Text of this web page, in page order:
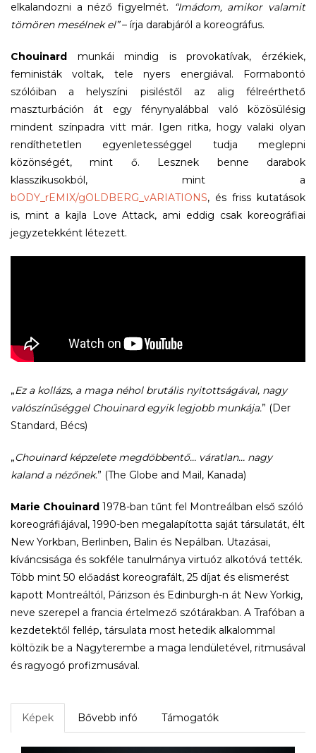
elkalandozni a néző figyelmét.
“Imádom, amikor valamit
tömören mesélnek el”– írja darabjáról a koreográfus.
Chouinard munkái mindig is provokatívak, érzékiek,
feministák voltak, tele nyers energiával. Formabontó
szólóiban a helyszíni pisiléstől az alig félreérthető
maszturbáción át egy fénynyalábbal való közösülésig
mindent színpadra vitt már. Igen ritka, hogy valaki olyan
rendíthetetlen egyenletességgel tudja meglepni
közönségét, mint ő. Lesznek benne darabok
klasszikusokból, mint a
bODY_rEMIX/gOLDBERG_vARIATIONS, és friss kutatások
is, mint a kajla Love Attack, ami eddig csak koreográfiai
jegyzetekként létezett.
„Ez a kollázs, a maga néhol brutális nyitottságával, nagy
valószínűséggel Chouinard egyik legjobb munkája.” (Der
Standard, Bécs)
„Chouinard képzelete megdöbbentő… váratlan… nagy
kaland a nézőnek.” (The Globe and Mail, Kanada)
Marie Chouinard 1978-ban tűnt fel Montreálban első szóló
koreográfiájával, 1990-ben megalapította saját társulatát, élt
New Yorkban, Berlinben, Balin és Nepálban. Utazásai,
kíváncsisága és sokféle tanulmánya virtuóz alkotóvá tették.
Több mint 50 előadást koreografált, 25 díjat és elismerést
kapott Montreáltól, Párizson és Edinburgh-n át New Yorkig,
neve szerepel a francia értelmező szótárakban. A Trafóban a
kezdetektől fellép, társulata most hetedik alkalommal
költözik be a Nagyterembe a maga lendületével, ritmusával
és ragyogó profizmusával.
Képek Bővebb infó Támogatók